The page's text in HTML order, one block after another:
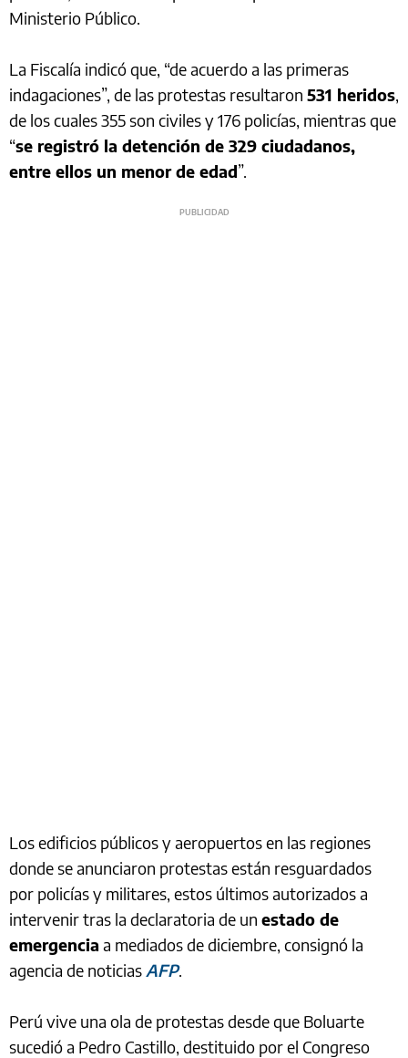
Ministerio Público.
La Fiscalía indicó que, “de acuerdo a las primeras
indagaciones”, de las protestas resultaron 531 heridos,
de los cuales 355 son civiles y 176 policías, mientras que
“se registró la detención de 329 ciudadanos,
entre ellos un menor de edad”.
Los edificios públicos y aeropuertos en las regiones
donde se anunciaron protestas están resguardados
por policías y militares, estos últimos autorizados a
intervenir tras la declaratoria de un estado de
emergencia a mediados de diciembre, consignó la
agencia de noticias AFP.
Perú vive una ola de protestas desde que Boluarte
sucedió a Pedro Castillo, destituido por el Congreso